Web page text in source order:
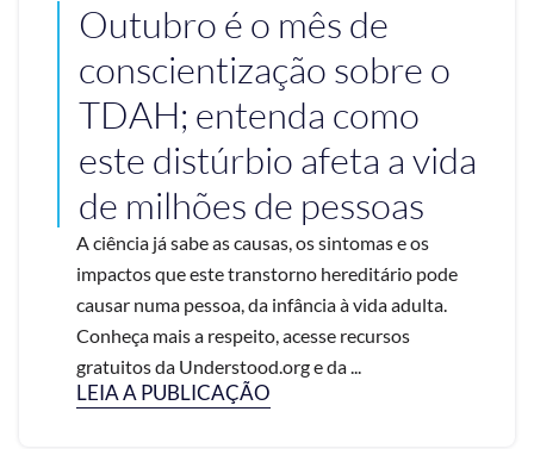
Outubro é o mês de
conscientização sobre o
TDAH; entenda como
este distúrbio afeta a vida
de milhões de pessoas
A ciência já sabe as causas, os sintomas e os
impactos que este transtorno hereditário pode
causar numa pessoa, da infância à vida adulta.
Conheça mais a respeito, acesse recursos
gratuitos da Understood.org e da ...
LEIA A PUBLICAÇÃO